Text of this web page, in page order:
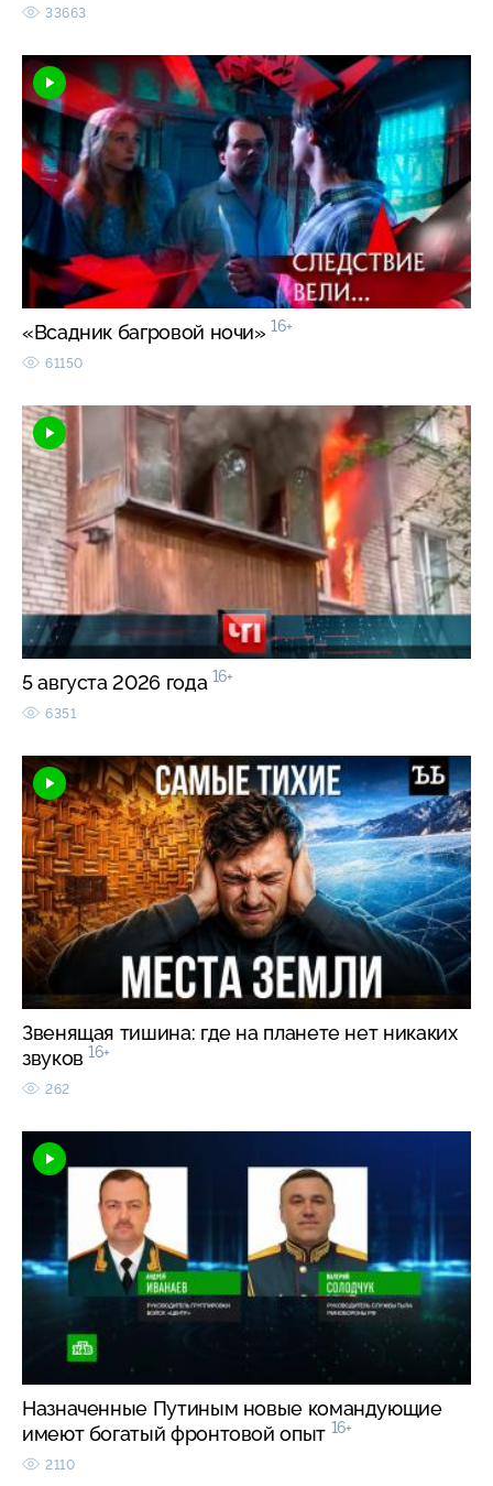
33663
«Всадник багровой ночи» 16+
61150
5 августа 2026 года 16+
6351
Звенящая тишина: где на планете нет никаких
звуков 16+
262
Назначенные Путиным новые командующие
имеют богатый фронтовой опыт 16+
2110